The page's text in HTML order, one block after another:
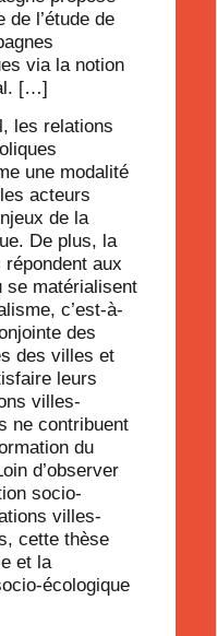
de l’étude de
via la notion
[…]
les relations
une modalité
acteurs
de la
De plus, la
aux
se matérialisent
c’est-à-
des
des villes et
leurs
villes-
ne contribuent
du
d’observer
socio-
villes-
cette thèse
et la
écologique